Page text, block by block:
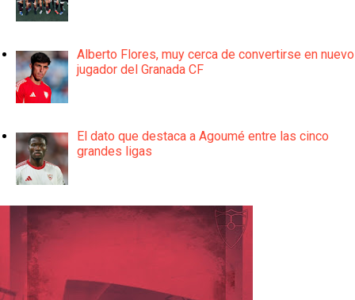
Alberto Flores, muy cerca de convertirse en nuevo
jugador del Granada CF
El dato que destaca a Agoumé entre las cinco
grandes ligas